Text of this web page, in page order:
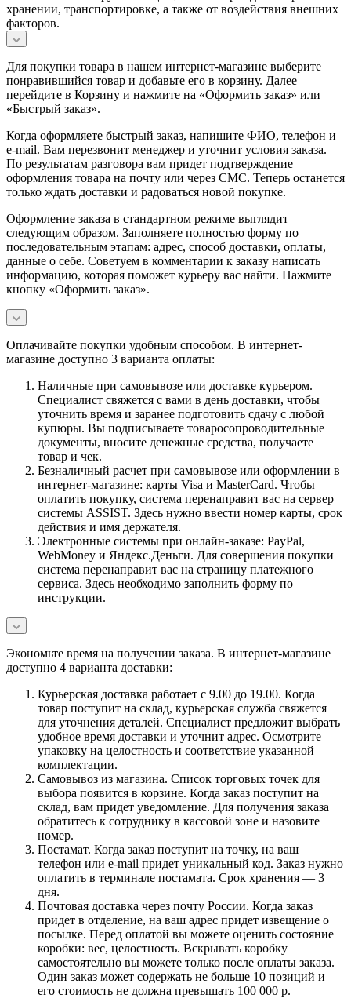
хранении, транспортировке, а также от воздействия внешних
факторов.
Для покупки товара в нашем интернет-магазине выберите
понравившийся товар и добавьте его в корзину. Далее
перейдите в Корзину и нажмите на «Оформить заказ» или
«Быстрый заказ».
Когда оформляете быстрый заказ, напишите ФИО, телефон и
e-mail. Вам перезвонит менеджер и уточнит условия заказа.
По результатам разговора вам придет подтверждение
оформления товара на почту или через СМС. Теперь останется
только ждать доставки и радоваться новой покупке.
Оформление заказа в стандартном режиме выглядит
следующим образом. Заполняете полностью форму по
последовательным этапам: адрес, способ доставки, оплаты,
данные о себе. Советуем в комментарии к заказу написать
информацию, которая поможет курьеру вас найти. Нажмите
кнопку «Оформить заказ».
Оплачивайте покупки удобным способом. В интернет-
магазине доступно 3 варианта оплаты:
Наличные при самовывозе или доставке курьером.
Специалист свяжется с вами в день доставки, чтобы
уточнить время и заранее подготовить сдачу с любой
купюры. Вы подписываете товаросопроводительные
документы, вносите денежные средства, получаете
товар и чек.
Безналичный расчет при самовывозе или оформлении в
интернет-магазине: карты Visa и MasterCard. Чтобы
оплатить покупку, система перенаправит вас на сервер
системы ASSIST. Здесь нужно ввести номер карты, срок
действия и имя держателя.
Электронные системы при онлайн-заказе: PayPal,
WebMoney и Яндекс.Деньги. Для совершения покупки
система перенаправит вас на страницу платежного
сервиса. Здесь необходимо заполнить форму по
инструкции.
Экономьте время на получении заказа. В интернет-магазине
доступно 4 варианта доставки:
Курьерская доставка работает с 9.00 до 19.00. Когда
товар поступит на склад, курьерская служба свяжется
для уточнения деталей. Специалист предложит выбрать
удобное время доставки и уточнит адрес. Осмотрите
упаковку на целостность и соответствие указанной
комплектации.
Самовывоз из магазина. Список торговых точек для
выбора появится в корзине. Когда заказ поступит на
склад, вам придет уведомление. Для получения заказа
обратитесь к сотруднику в кассовой зоне и назовите
номер.
Постамат. Когда заказ поступит на точку, на ваш
телефон или e-mail придет уникальный код. Заказ нужно
оплатить в терминале постамата. Срок хранения — 3
дня.
Почтовая доставка через почту России. Когда заказ
придет в отделение, на ваш адрес придет извещение о
посылке. Перед оплатой вы можете оценить состояние
коробки: вес, целостность. Вскрывать коробку
самостоятельно вы можете только после оплаты заказа.
Один заказ может содержать не больше 10 позиций и
его стоимость не должна превышать 100 000 р.